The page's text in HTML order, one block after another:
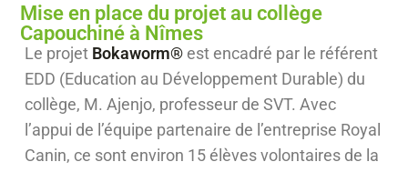
Mise en place du projet au collège
Capouchiné à Nîmes
Le projet Bokaworm® est encadré par le référent
EDD (Education au Développement Durable) du
collège, M. Ajenjo, professeur de SVT. Avec
l’appui de l’équipe partenaire de l’entreprise Royal
Canin, ce sont environ 15 élèves volontaires de la